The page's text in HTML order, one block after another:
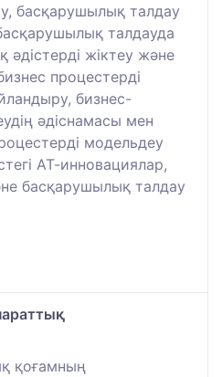
басқарушылық талдау
талдауда
жіктеу және
процестерді
бизнес-
әдіснамасы мен
модельдеу
АТ-инновациялар,
басқарушылық талдау
қоғамның